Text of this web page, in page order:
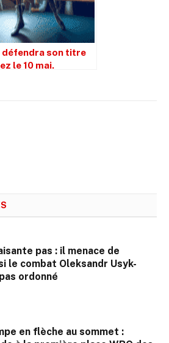
défendra son titre
le 10 mai.
pas : il menace de
le combat Oleksandr Usyk-
ordonné
en flèche au sommet :